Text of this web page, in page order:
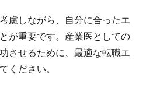
慮しながら、自分に合ったエ
が重要です。産業医としての
させるために、最適な転職エ
ください。